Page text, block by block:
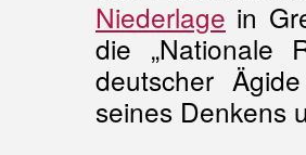
Niederlage in
die „Nationale
deutscher
seines Denkens